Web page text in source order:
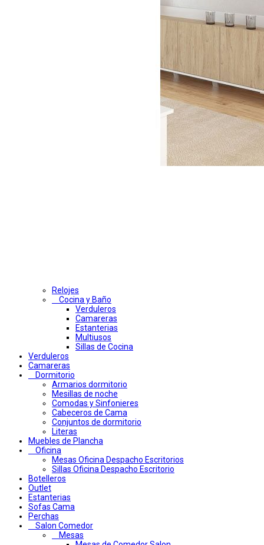
Relojes
Cocina y Baño
Verduleros
Camareras
Estanterias
Multiusos
Sillas de Cocina
Verduleros
Camareras
Dormitorio
Armarios dormitorio
Mesillas de noche
Comodas y Sinfonieres
Cabeceros de Cama
Conjuntos de dormitorio
Literas
Muebles de Plancha
Oficina
Mesas Oficina Despacho Escritorios
Sillas Oficina Despacho Escritorio
Botelleros
Outlet
Estanterias
Sofas Cama
Perchas
Salon Comedor
Mesas